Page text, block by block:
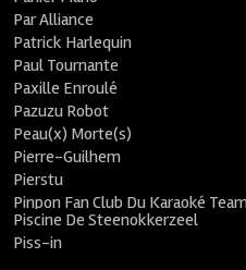
Par Alliance
Patrick Harlequin
Paul Tournante
Paxille Enroulé
Pazuzu Robot
Peau(x) Morte(s)
Pierre-Guilhem
Pierstu
Pinpon Fan Club Du Karaoké
Piscine De Steenokkerzeel
Piss-in